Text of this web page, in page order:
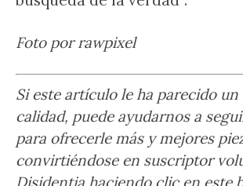
Foto por rawpixel
Si este artículo le ha parecido
calidad, puede ayudarnos a
para ofrecerle más y mejores
convirtiéndose en suscriptor
Disidentia haciendo clic en este